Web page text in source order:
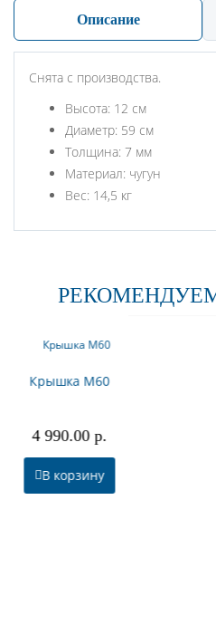
Описание
Снята с производства.
Высота: 12 см
Диаметр: 59 см
Толщина: 7 мм
Материал: чугун
Вес: 14,5 кг